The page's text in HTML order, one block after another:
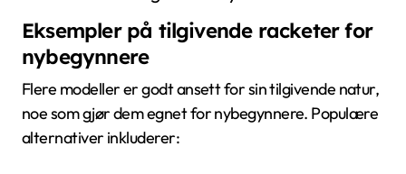
Eksempler på tilgivende racketer for
nybegynnere
Flere modeller er godt ansett for sin tilgivende natur,
noe som gjør dem egnet for nybegynnere. Populære
alternativer inkluderer: